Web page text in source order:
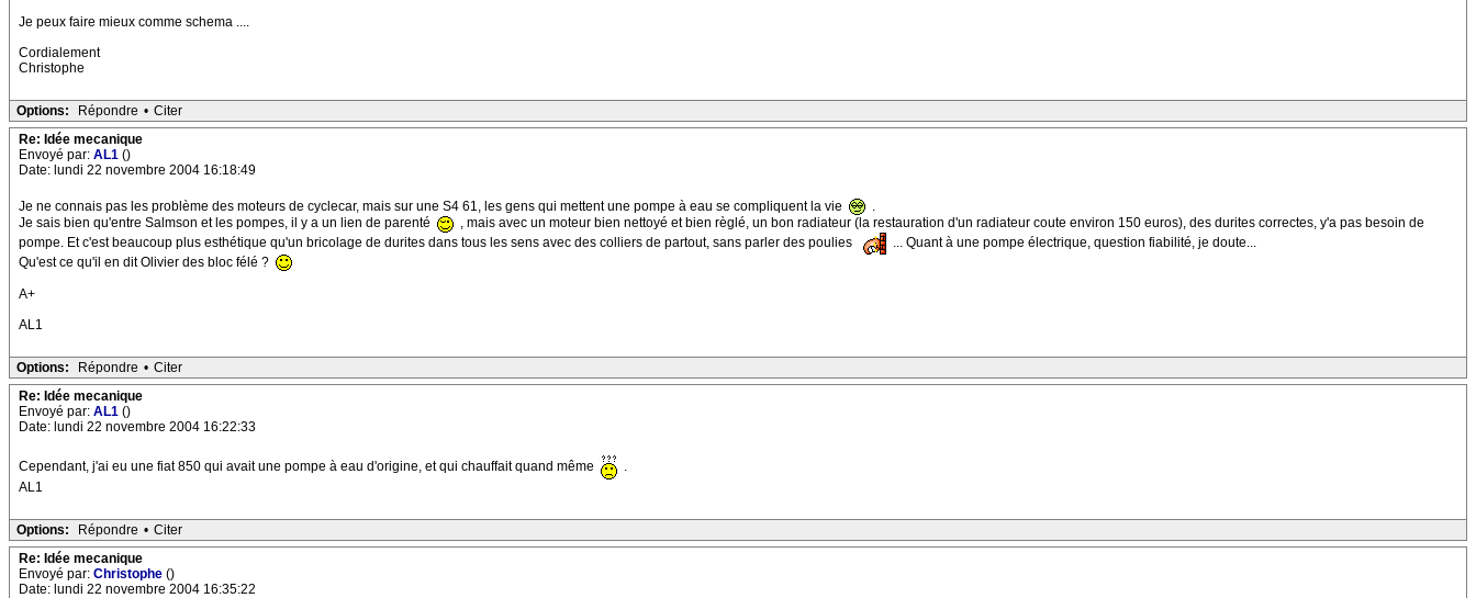
Je peux faire mieux comme schema ....
Cordialement
Christophe
Options: Répondre • Citer
Re: Idée mecanique
Envoyé par: AL1 ()
Date: lundi 22 novembre 2004 16:18:49
Je ne connais pas les problème des moteurs de cyclecar, mais sur une S4 61, les gens qui mettent une pompe à eau se compliquent la vie
.
Je sais bien qu'entre Salmson et les pompes, il y a un lien de parenté
, mais avec un moteur bien nettoyé et bien règlé, un bon radiateur (la restauration d'un radiateur coute environ 150 euros), des durites correctes, y'a pas besoin de
pompe. Et c'est beaucoup plus esthétique qu'un bricolage de durites dans tous les sens avec des colliers de partout, sans parler des poulies
... Quant à une pompe électrique, question fiabilité, je doute...
Qu'est ce qu'il en dit Olivier des bloc félé ?
A+
AL1
Options: Répondre • Citer
Re: Idée mecanique
Envoyé par: AL1 ()
Date: lundi 22 novembre 2004 16:22:33
Cependant, j'ai eu une fiat 850 qui avait une pompe à eau d'origine, et qui chauffait quand même
.
AL1
Options: Répondre • Citer
Re: Idée mecanique
Envoyé par: Christophe ()
Date: lundi 22 novembre 2004 16:35:22